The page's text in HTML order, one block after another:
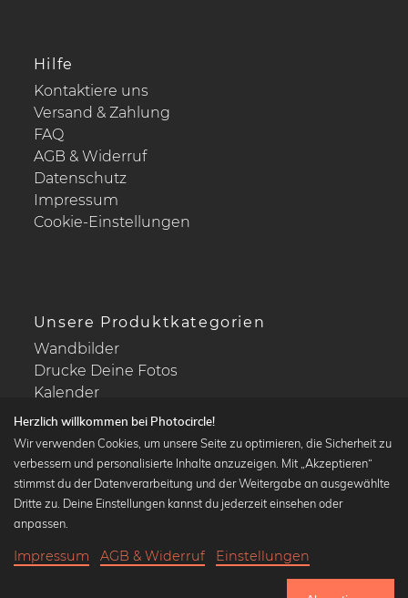
Hilfe
Kontaktiere uns
Versand & Zahlung
FAQ
AGB & Widerruf
Datenschutz
Impressum
Cookie-Einstellungen
Unsere Produktkategorien
Wandbilder
Drucke Deine Fotos
Kalender
Beliebte Kollektionen
Wandbilder in schwarz-weiß
Klassiker der Kunstgeschichte
Herzlich willkommen bei Photocircle!
Wir verwenden Cookies, um unsere Seite zu optimieren, die Sicherheit zu
verbessern und personalisierte Inhalte anzuzeigen. Mit „Akzeptieren“
stimmst du der Datenverarbeitung und der Weitergabe an ausgewählte
Dritte zu. Deine Einstellungen kannst du jederzeit einsehen oder
anpassen.
Impressum AGB & Widerruf Einstellungen